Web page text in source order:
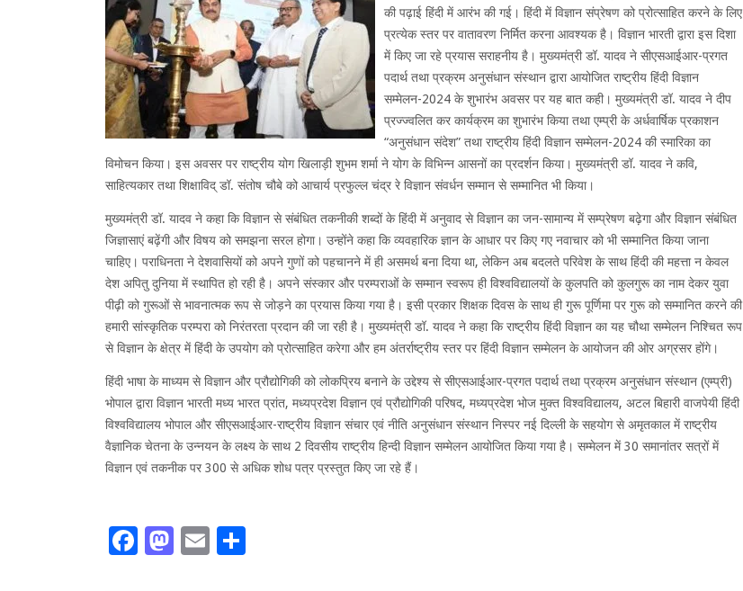
की पढ़ाई हिंदी में आरंभ की गई। हिंदी में विज्ञान संप्रेषण को प्रोत्साहित करने के लिए
प्रत्येक स्तर पर वातावरण निर्मित करना आवश्यक है। विज्ञान भारती द्वारा इस दिशा
में किए जा रहे प्रयास सराहनीय है। मुख्यमंत्री डॉ. यादव ने सीएसआईआर-प्रगत
पदार्थ तथा प्रक्रम अनुसंधान संस्थान द्वारा आयोजित राष्ट्रीय हिंदी विज्ञान
सम्मेलन-2024 के शुभारंभ अवसर पर यह बात कही। मुख्यमंत्री डॉ. यादव ने दीप
प्रज्ज्वलित कर कार्यक्रम का शुभारंभ किया तथा एम्प्री के अर्धवार्षिक प्रकाशन
“अनुसंधान संदेश” तथा राष्ट्रीय हिंदी विज्ञान सम्मेलन-2024 की स्मारिका का
विमोचन किया। इस अवसर पर राष्ट्रीय योग खिलाड़ी शुभम शर्मा ने योग के विभिन्न आसनों का प्रदर्शन किया। मुख्यमंत्री डॉ. यादव ने कवि,
साहित्यकार तथा शिक्षाविद् डॉ. संतोष चौबे को आचार्य प्रफुल्ल चंद्र रे विज्ञान संवर्धन सम्मान से सम्मानित भी किया।
मुख्यमंत्री डॉ. यादव ने कहा कि विज्ञान से संबंधित तकनीकी शब्दों के हिंदी में अनुवाद से विज्ञान का जन-सामान्य में सम्प्रेषण बढ़ेगा और विज्ञान संबंधित
जिज्ञासाएं बढ़ेंगी और विषय को समझना सरल होगा। उन्होंने कहा कि व्यवहारिक ज्ञान के आधार पर किए गए नवाचार को भी सम्मानित किया जाना
चाहिए। पराधिनता ने देशवासियों को अपने गुणों को पहचानने में ही असमर्थ बना दिया था, लेकिन अब बदलते परिवेश के साथ हिंदी की महत्ता न केवल
देश अपितु दुनिया में स्थापित हो रही है। अपने संस्कार और परम्पराओं के सम्मान स्वरूप ही विश्वविद्यालयों के कुलपति को कुलगुरू का नाम देकर युवा
पीढ़ी को गुरूओं से भावनात्मक रूप से जोड़ने का प्रयास किया गया है। इसी प्रकार शिक्षक दिवस के साथ ही गुरू पूर्णिमा पर गुरू को सम्मानित करने की
हमारी सांस्कृतिक परम्परा को निरंतरता प्रदान की जा रही है। मुख्यमंत्री डॉ. यादव ने कहा कि राष्ट्रीय हिंदी विज्ञान का यह चौथा सम्मेलन निश्चित रूप
से विज्ञान के क्षेत्र में हिंदी के उपयोग को प्रोत्साहित करेगा और हम अंतर्राष्ट्रीय स्तर पर हिंदी विज्ञान सम्मेलन के आयोजन की ओर अग्रसर होंगे।
हिंदी भाषा के माध्यम से विज्ञान और प्रौद्योगिकी को लोकप्रिय बनाने के उद्देश्य से सीएसआईआर-प्रगत पदार्थ तथा प्रक्रम अनुसंधान संस्थान (एम्प्री)
भोपाल द्वारा विज्ञान भारती मध्य भारत प्रांत, मध्यप्रदेश विज्ञान एवं प्रौद्योगिकी परिषद, मध्यप्रदेश भोज मुक्त विश्वविद्यालय, अटल बिहारी वाजपेयी हिंदी
विश्वविद्यालय भोपाल और सीएसआईआर-राष्ट्रीय विज्ञान संचार एवं नीति अनुसंधान संस्थान निस्पर नई दिल्ली के सहयोग से अमृतकाल में राष्ट्रीय
वैज्ञानिक चेतना के उन्नयन के लक्ष्य के साथ 2 दिवसीय राष्ट्रीय हिन्दी विज्ञान सम्मेलन आयोजित किया गया है। सम्मेलन में 30 समानांतर सत्रों में
विज्ञान एवं तकनीक पर 300 से अधिक शोध पत्र प्रस्तुत किए जा रहे हैं।
Facebook
Mastodon
Email